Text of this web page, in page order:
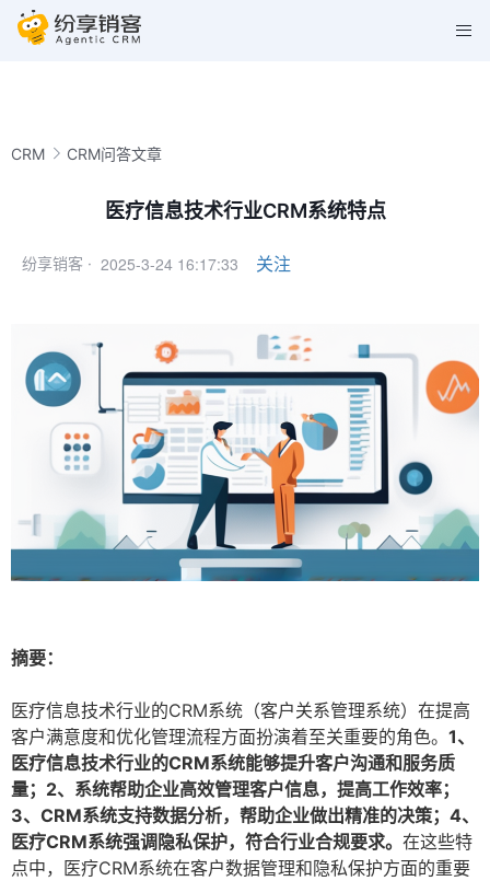
CRM CRM问答文章
医疗信息技术行业CRM系统特点
纷享销客 · 2025-3-24 16:17:33 关注
摘要：
医疗信息技术行业的CRM系统（客户关系管理系统）在提高
客户满意度和优化管理流程方面扮演着至关重要的角色。 1、
医疗信息技术行业的CRM系统能够提升客户沟通和服务质
量；2、系统帮助企业高效管理客户信息，提高工作效率；
3、CRM系统支持数据分析，帮助企业做出精准的决策；4、
医疗CRM系统强调隐私保护，符合行业合规要求。 在这些特
点中，医疗CRM系统在客户数据管理和隐私保护方面的重要